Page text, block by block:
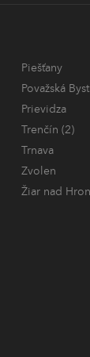
Piešťany
Považská
Prievidza
Trenčín (2)
Trnava
Zvolen
Žiar nad